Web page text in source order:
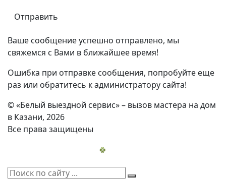
Ваше сообщение успешно отправлено, мы
свяжемся с Вами в ближайшее время!
Ошибка при отправке сообщения, попробуйте еще
раз или обратитесь к администратору сайта!
© «Белый выездной сервис» – вызов мастера на дом
в Казани, 2026
Все права защищены